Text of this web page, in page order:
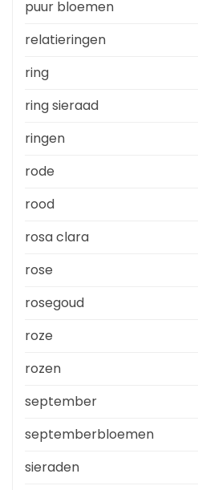
puur bloemen
relatieringen
ring
ring sieraad
ringen
rode
rood
rosa clara
rose
rosegoud
roze
rozen
september
septemberbloemen
sieraden